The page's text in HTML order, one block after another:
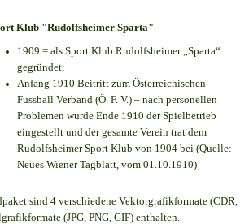
Klub "Rudolfsheimer Sparta"
1909 = als Sport Klub Rudolfsheimer „Sparta“
gegründet;
Anfang 1910 Beitritt zum Österreichischen
Fussball Verband (Ö. F. V.) – nach personellen
Problemen wurde Ende 1910 der Spielbetrieb
eingestellt und der gesamte Verein trat dem
Rudolfsheimer Sport Klub von 1904 bei (Quelle:
Neues Wiener Tagblatt, vom 01.10.1910)
sind 4 verschiedene Vektorgrafikformate (CDR,
(JPG, PNG, GIF) enthalten.